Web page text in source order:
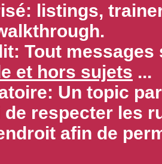
listings,
Tout
et hors sujets ...
Un topic
de respecter les
afin de